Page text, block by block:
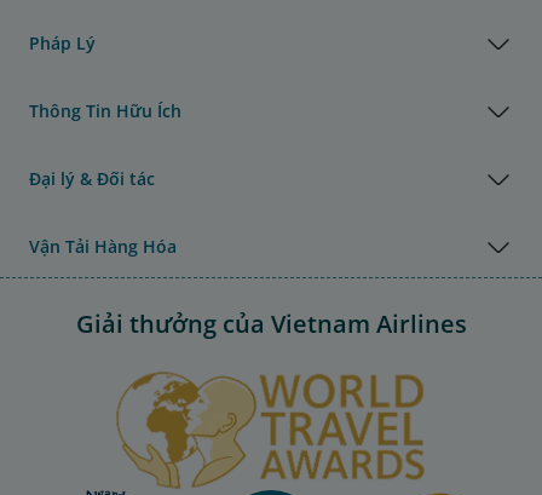
Pháp Lý
Thông Tin Hữu Ích
Đại lý & Đối tác
Vận Tải Hàng Hóa
Giải thưởng của Vietnam Airlines